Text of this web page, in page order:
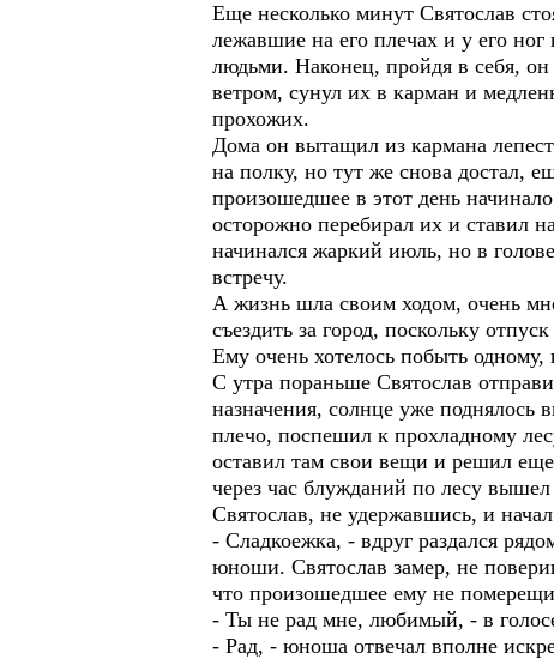
Еще несколько минут Святослав
лежавшие на его плечах и у его
людьми. Наконец, пройдя в себя, он
ветром, сунул их в карман и
прохожих.
Дома он вытащил из кармана
на полку, но тут же снова достал,
произошедшее в этот день
осторожно перебирал их и ставил
начинался жаркий июль, но в
встречу.
А жизнь шла своим ходом, очень
съездить за город, поскольку
Ему очень хотелось побыть одному,
С утра пораньше Святослав
назначения, солнце уже
плечо, поспешил к прохладному
оставил там свои вещи и решил
через час блужданий по лесу
Святослав, не удержавшись, и начал
- Сладкоежка, - вдруг раздался
юноши. Святослав замер, не
что произошедшее ему не
- Ты не рад мне, любимый, - в
- Рад, - юноша отвечал вполне